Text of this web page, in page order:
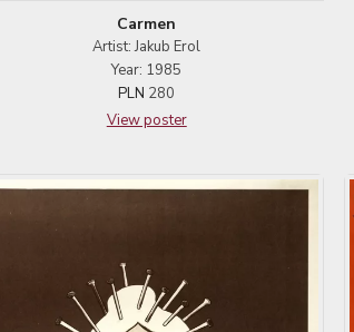
Carmen
Artist: Jakub Erol
Year: 1985
PLN 280
View poster